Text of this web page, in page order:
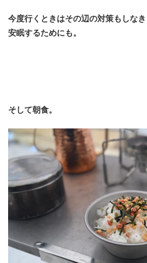
今度行くときはその辺の対策もしなき
安眠するためにも。
そして朝食。